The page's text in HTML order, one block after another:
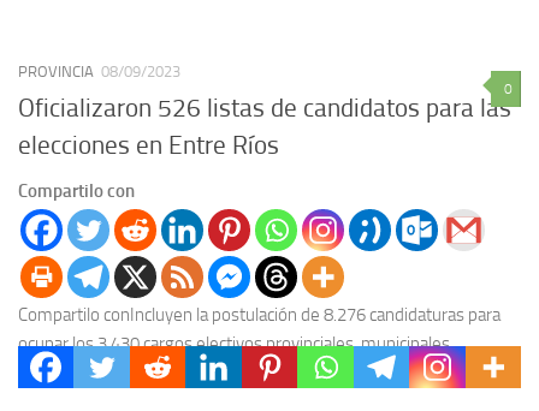
0
PROVINCIA 08/09/2023
Oficializaron 526 listas de candidatos para las
elecciones en Entre Ríos
Compartilo con
Compartilo conIncluyen la postulación de 8.276 candidaturas para
ocupar los 3.430 cargos electivos provinciales, municipales,
comunales y de juntas de gobierno. El Tribunal Electoral de...